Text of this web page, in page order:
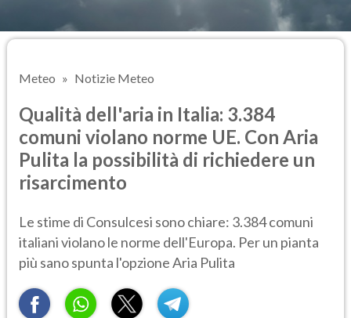
Meteo Notizie Meteo
Qualità dell'aria in Italia: 3.384
comuni violano norme UE. Con Aria
Pulita la possibilità di richiedere un
risarcimento
Le stime di Consulcesi sono chiare: 3.384 comuni
italiani violano le norme dell'Europa. Per un pianta
più sano spunta l'opzione Aria Pulita